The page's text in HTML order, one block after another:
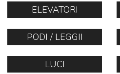
ELEVATORI
PODI / LEGGII
LUCI